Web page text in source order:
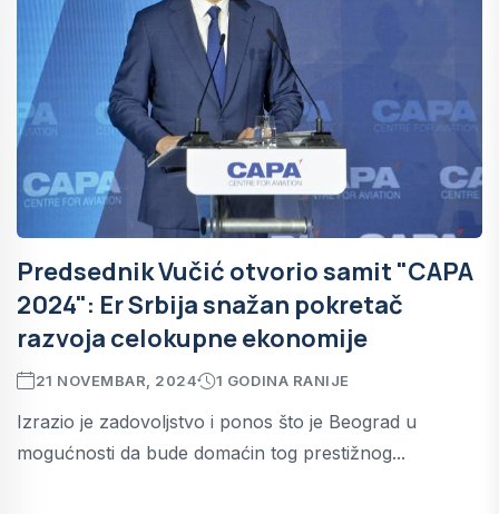
Predsednik Vučić otvorio samit "CAPA
2024": Er Srbija snažan pokretač
razvoja celokupne ekonomije
21 NOVEMBAR, 2024 1 GODINA RANIJE
Izrazio je zadovoljstvo i ponos što je Beograd u
mogućnosti da bude domaćin tog prestižnog...